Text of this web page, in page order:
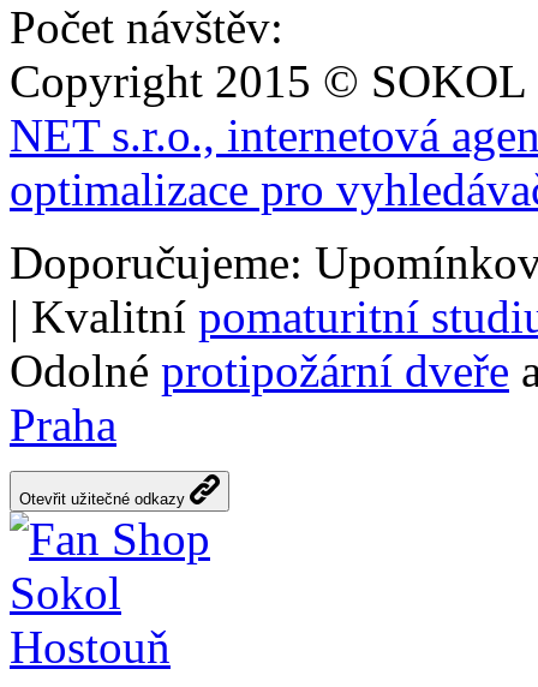
Počet návštěv:
Copyright 2015 ©
NET s.r.o., internetová
optimalizace pro
Doporučujeme:
| Kvalitní pomaturitní
Odolné protipožární dveře
Praha
Otevřit užitečné odkazy